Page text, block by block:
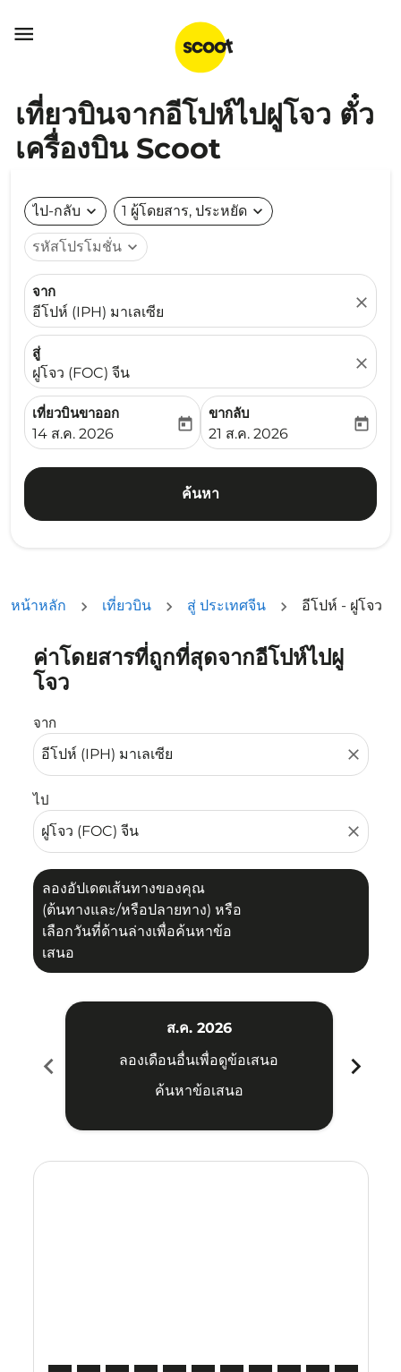

เที่ยวบินจากอีโปห์ไปฝูโจว ตั๋ว
เครื่องบิน Scoot
ไป-กลับ expand_more 1 ผู้โดยสาร, ประหยัด expand_more
รหัสโปรโมชั่น expand_more
จาก
อีโปห์ (IPH) มาเลเซีย
close
สู่
ฝูโจว (FOC) จีน
close
เที่ยวบินขาออก
fc-booking-departure-date-aria-label
14 ส.ค. 2026
today
ขากลับ
fc-booking-return-date-
21 ส.ค. 2026
today
ค้นหา
หน้าหลัก เที่ยวบิน สู่ ประเทศจีน อีโปห์ - ฝูโจว
ค่าโดยสารที่ถูกที่สุดจากอีโปห์ไปฝู
โจว
จาก
close
ไป
close
ลองอัปเดตเส้นทางของคุณ
(ต้นทางและ/หรือปลายทาง) หรือ
เลือกวันที่ด้านล่างเพื่อค้นหาข้อ
เสนอ
ลองอัปเดตเส้นทางของคุณ (ต้นทางและ/หรือปลายทาง) หรื
chevron_left
ส.ค. 2026
ลองเดือนอื่นเพื่อดูข้อเสนอ
ค้นหาข้อเสนอ
chevron_right